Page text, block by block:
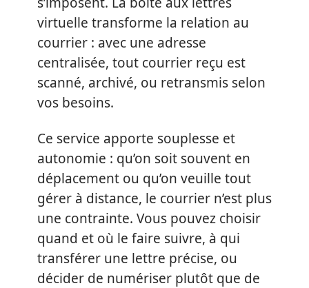
virtuelle transforme la relation au
courrier : avec une adresse
centralisée, tout courrier reçu est
scanné, archivé, ou retransmis selon
vos besoins.
Ce service apporte souplesse et
autonomie : qu’on soit souvent en
déplacement ou qu’on veuille tout
gérer à distance, le courrier n’est plus
une contrainte. Vous pouvez choisir
quand et où le faire suivre, à qui
transférer une lettre précise, ou
décider de numériser plutôt que de